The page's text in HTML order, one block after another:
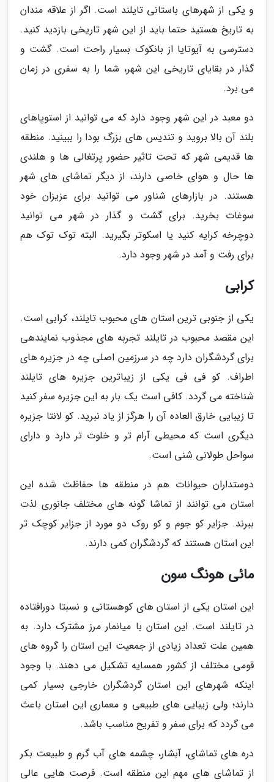
و یکی از شهرهای باستانی تایلند است. اگر از علاقه مندان
به تاریخ هستید حتما باید از این شهر تاریخی بازدید کنید.
دسترسی به آیوتایا از بانکوک بسیار راحت است. گشت و
گذار در بقایای تاریخی این شهر، شما را به سفری در زمان
می برد.
دو معبد در این شهر وجود دارد که می توانید از استوپاهای
بلند آن بالا بروید و تندیس های بزرگ بودا را ببینید. منطقه
ها قدیمی شهر که تحت تاثیر حضور پرتغالی ها و هلندی
ها حال و هوای خاصی دارند، از دیگر تماشای های شهر
هستند. در بازارهای شناور می توانید برای عزیزان خود
سوغات بخرید. برای گشت و گذار در شهر می توانید
دوچرخه کرایه کنید یا اسکوتر بگیرید. البته توک توک هم
برای رفت و آمد در شهر وجود دارد.
کرابی
یکی از جنوبی ترین استان های محبوب تایلند، کرابی است.
این مقصد محبوب در تایلند تجربه های مجذوب نمایندهی
برای گردشگران دارد چه در سرزمین اصلی چه در جزیره های
اطراف. کو فی فی یکی از زیباترین جزیره های تایلند
شناخته می گردد. کافی است یک بار به این جزیره سفر کنید
تا زیبایی خارق العاده آن را هرگز از یاد نبرید. کو لانتا جزیره
دیگری است که محیطی آرام تر و خلوت تر دارد و دارای
سواحل طولانی شنی است.
دوستداران حیوانات هم در منطقه ها حفاظت شده این
استان می توانند از تماشا گونه های مختلف جانوری لذت
ببرند. جزایر کو جوم و کو روک دو مورد از جزایر کوچک تر
این استان هستند که گردشگران کمی دارند.
مائی هونگ سون
این استان یکی از استان های کوهستانی و نسبتا دورافتاده
در تایلند است. این استان با میانمار مرز مشترک دارد. به
همین علت تعداد زیادی از جمعیت این استان را گروه های
قومی مختلف از کشور همسایه تشکیل می دهند. با وجود
اینکه شهرهای این استان گردشگران خارجی بسیار کمی
دارند؛ ولی زیبایی های طبیعی و معماری این استان باعث
می گردد که برای سفر و تفریح مناسب باشد.
دره های تماشای، آبشار، چشمه های آب گرم و طبیعت بکر
از تماشای های مهم این منطقه است. فرصت هایی عالی